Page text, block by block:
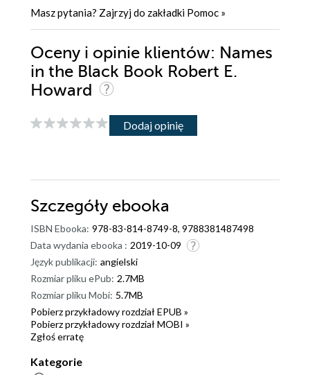
Masz pytania? Zajrzyj do zakładki Pomoc »
Oceny i opinie klientów: Names
in the Black Book Robert E.
Howard
Dodaj opinię
Szczegóły ebooka
ISBN Ebooka: 978-83-814-8749-8, 9788381487498
Data wydania ebooka : 2019-10-09
Język publikacji: angielski
Rozmiar pliku ePub: 2.7MB
Rozmiar pliku Mobi: 5.7MB
Pobierz przykładowy rozdział EPUB »
Pobierz przykładowy rozdział MOBI »
Zgłoś erratę
Kategorie